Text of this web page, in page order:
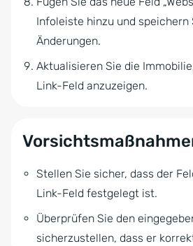
Infoleiste hinzu und speichern
Änderungen.
Aktualisieren Sie die
Link-Feld anzuzeigen.
Stellen Sie sicher, dass der
Link-Feld festgelegt ist.
Überprüfen Sie den
sicherzustellen, dass er